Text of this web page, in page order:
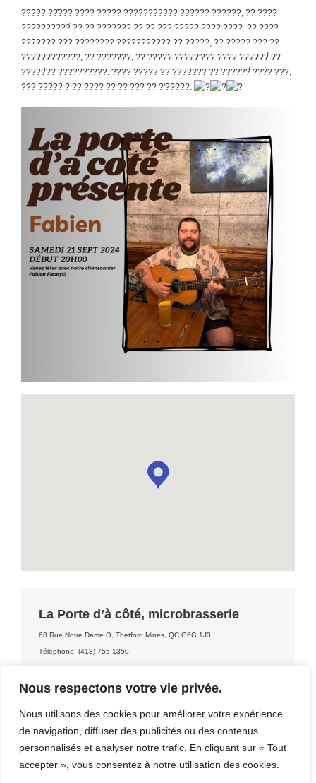
Nous respectons votre vie privée.
Nous utilisons des cookies pour améliorer votre expérience
de navigation, diffuser des publicités ou des contenus
personnalisés et analyser notre trafic. En cliquant sur « Tout
accepter », vous consentez à notre utilisation des cookies.
????? ??̂??? ???? ????? ??????????? ?????? ??????, ?? ????
??????????́ ?? ?? ??????? ?? ?? ??? ????? ???? ????. ?? ????
??????? ??? ???????? ??????????? ?? ?????, ?? ????? ??? ??
????????????, ?? ???????, ?? ????? ?????'??? ???? ??????́ ??
?????̀?? ??????????. ???? ????? ?? ??????? ?? ??????́ ???? ???,
??? ???̀?? ?̀ ?? ???? ?? ?? ??? ?? ?'?????.
La Porte d’à côté, microbrasserie
68 Rue Notre Dame O, Thetford Mines, QC G6G 1J3
Téléphone: (418) 755-1350